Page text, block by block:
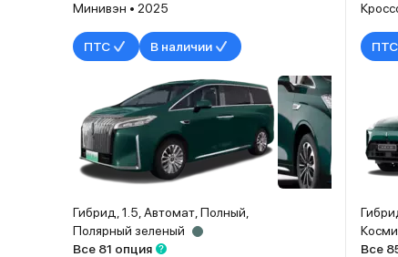
Минивэн • 2025
ПТС В наличии
Гибрид, 1.5, Автомат, Полный,
Полярный зеленый
Все 81 опция
ПТС
Все